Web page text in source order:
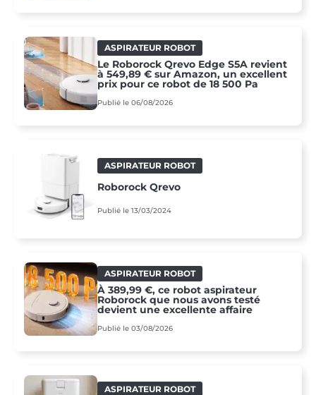
ASPIRATEUR ROBOT
Le Roborock Qrevo Edge S5A revient
à 549,89 € sur Amazon, un excellent
prix pour ce robot de 18 500 Pa
Publié le 06/08/2026
ASPIRATEUR ROBOT
Roborock Qrevo
Publié le 13/03/2024
ASPIRATEUR ROBOT
À 389,99 €, ce robot aspirateur
Roborock que nous avons testé
devient une excellente affaire
Publié le 03/08/2026
ASPIRATEUR ROBOT